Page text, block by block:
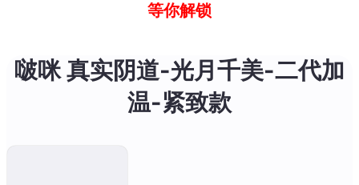
等你解锁
啵咪 真实阴道-光月千美-二代加
温-紧致款